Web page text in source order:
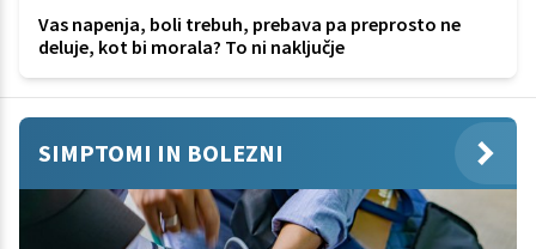
Vas napenja, boli trebuh, prebava pa preprosto ne
deluje, kot bi morala? To ni naključje
SIMPTOMI IN BOLEZNI